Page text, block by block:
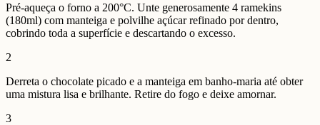
Pré-aqueça o forno a 200°C. Unte generosamente 4 ramekins
(180ml) com manteiga e polvilhe açúcar refinado por dentro,
cobrindo toda a superfície e descartando o excesso.
2
Derreta o chocolate picado e a manteiga em banho-maria até obter
uma mistura lisa e brilhante. Retire do fogo e deixe amornar.
3